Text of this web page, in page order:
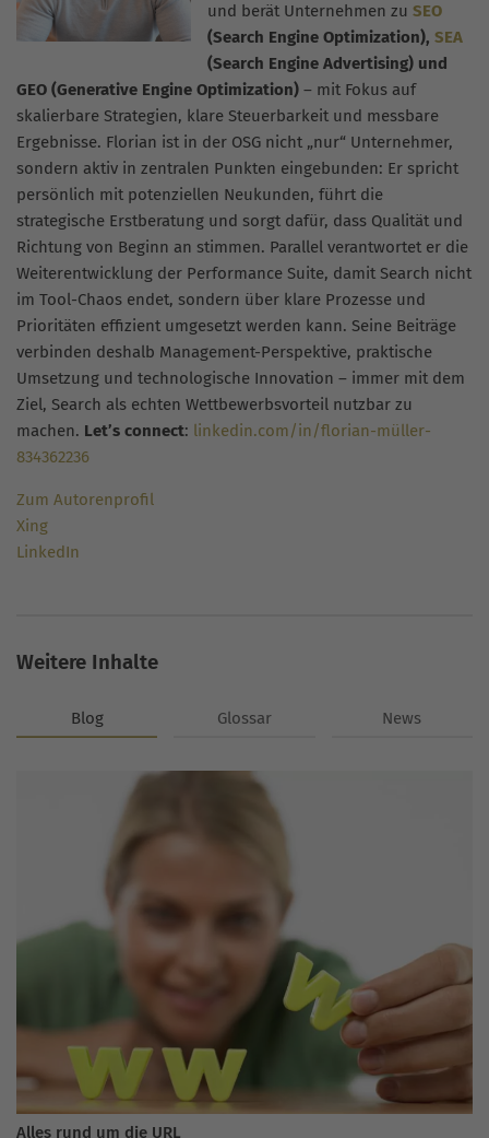
und berät Unternehmen zu SEO
(Search Engine Optimization), SEA
(Search Engine Advertising) und
GEO (Generative Engine Optimization) – mit Fokus auf
skalierbare Strategien, klare Steuerbarkeit und messbare
Ergebnisse. Florian ist in der OSG nicht „nur“ Unternehmer,
sondern aktiv in zentralen Punkten eingebunden: Er spricht
persönlich mit potenziellen Neukunden, führt die
strategische Erstberatung und sorgt dafür, dass Qualität und
Richtung von Beginn an stimmen. Parallel verantwortet er die
Weiterentwicklung der Performance Suite, damit Search nicht
im Tool-Chaos endet, sondern über klare Prozesse und
Prioritäten effizient umgesetzt werden kann. Seine Beiträge
verbinden deshalb Management-Perspektive, praktische
Umsetzung und technologische Innovation – immer mit dem
Ziel, Search als echten Wettbewerbsvorteil nutzbar zu
machen. Let’s connect: linkedin.com/in/florian-müller-
834362236
Zum Autorenprofil
Xing
LinkedIn
Weitere Inhalte
Blog Glossar News
Alles rund um die URL